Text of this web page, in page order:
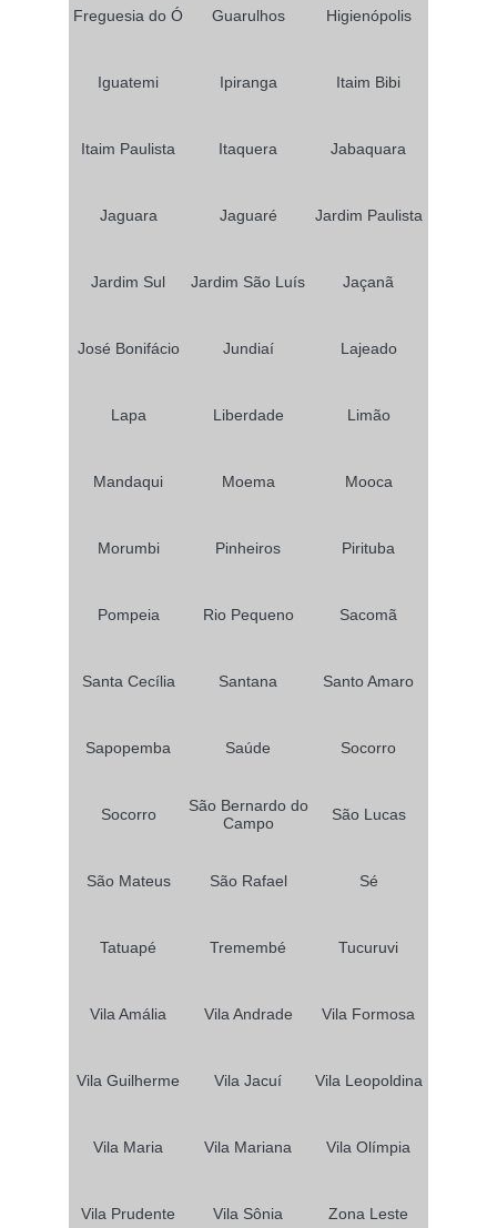
Freguesia do Ó Guarulhos Higienópolis
Iguatemi Ipiranga Itaim Bibi
Itaim Paulista Itaquera Jabaquara
Jaguara Jaguaré Jardim Paulista
Jardim Sul Jardim São Luís Jaçanã
José Bonifácio Jundiaí Lajeado
Lapa Liberdade Limão
Mandaqui Moema Mooca
Morumbi Pinheiros Pirituba
Pompeia Rio Pequeno Sacomã
Santa Cecília Santana Santo Amaro
Sapopemba Saúde Socorro
Socorro
São Bernardo do
Campo
São Lucas
São Mateus São Rafael Sé
Tatuapé Tremembé Tucuruvi
Vila Amália Vila Andrade Vila Formosa
Vila Guilherme Vila Jacuí Vila Leopoldina
Vila Maria Vila Mariana Vila Olímpia
Vila Prudente Vila Sônia Zona Leste